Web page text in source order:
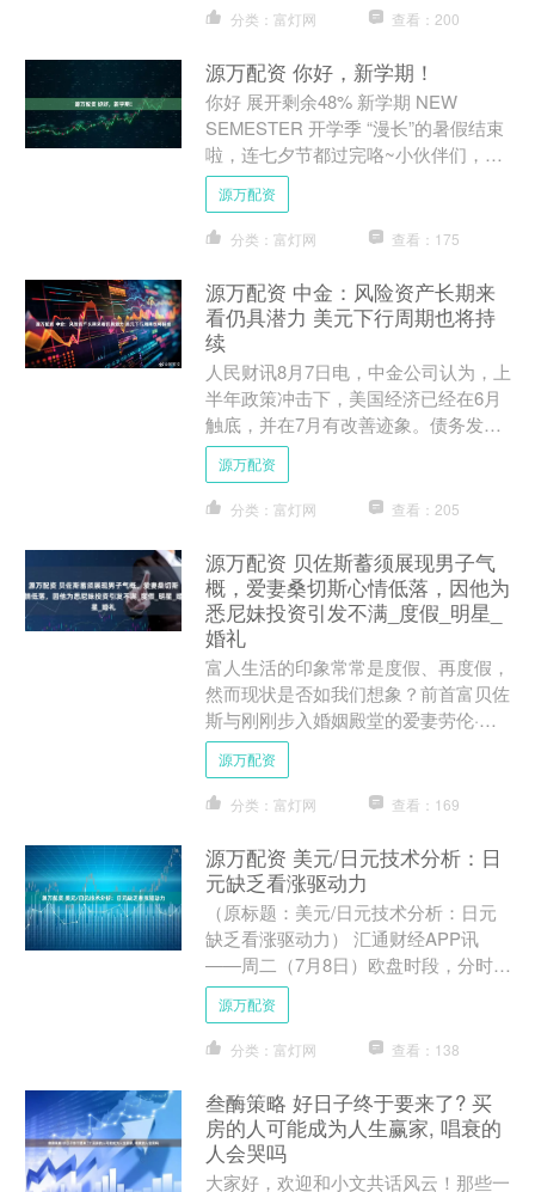
分类：富灯网 查看：200
源万配资 你好，新学期！
你好 展开剩余48% 新学期 NEW
SEMESTER 开学季 “漫长”的暑假结束
啦，连七夕节都过完咯~小伙伴们，小
湖图实在是太想念你们了，快点到图书
馆来呀！ ....
源万配资
分类：富灯网 查看：175
源万配资 中金：风险资产长期来
看仍具潜力 美元下行周期也将持
续
人民财讯8月7日电，中金公司认为，上
半年政策冲击下，美国经济已经在6月
触底，并在7月有改善迹象。债务发行
潮也已经在7月开启，正在逐渐吸收美
元流动性。往前看，关税....
源万配资
分类：富灯网 查看：205
源万配资 贝佐斯蓄须展现男子气
概，爱妻桑切斯心情低落，因他为
悉尼妹投资引发不满_度假_明星_
婚礼
富人生活的印象常常是度假、再度假，
然而现状是否如我们想象？前首富贝佐
斯与刚刚步入婚姻殿堂的爱妻劳伦·桑
切斯，近日出现在法国度假，而不久前
他们又在意大利某小岛享受....
源万配资
分类：富灯网 查看：169
源万配资 美元/日元技术分析：日
元缺乏看涨驱动力
（原标题：美元/日元技术分析：日元
缺乏看涨驱动力） 汇通财经APP讯
——周二（7月8日）欧盘时段，分时图
显示美元/日元偏震荡上行，但缺乏明
确持续趋势信号。当前价....
源万配资
分类：富灯网 查看：138
叁酶策略 好日子终于要来了? 买
房的人可能成为人生赢家, 唱衰的
人会哭吗
大家好，欢迎和小文共话风云！那些一